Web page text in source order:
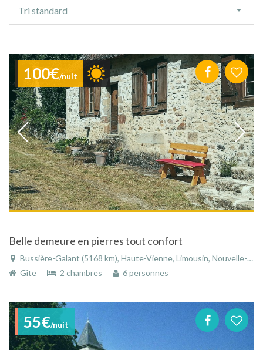
tri
Tri standard
100€/nuit
Belle demeure en pierres tout confort
Bussière-Galant (5168 km), Haute-Vienne, Limousin, Nouvelle-Aquitaine, France
Gîte
2 chambres 6 personnes
55€/nuit